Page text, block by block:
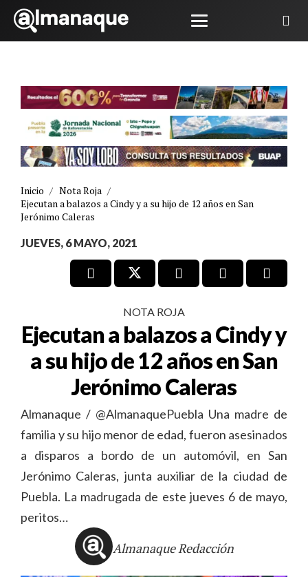
Inicio / Nota Roja /
Ejecutan a balazos a Cindy y a su hijo de 12 años en San
Jerónimo Caleras
JUEVES, 6 MAYO, 2021
NOTA ROJA
Ejecutan a balazos a Cindy y
a su hijo de 12 años en San
Jerónimo Caleras
Almanaque / @AlmanaquePuebla Una madre de
familia y su hijo menor de edad, fueron asesinados
a disparos a bordo de un automóvil, en San
Jerónimo Caleras, junta auxiliar de la ciudad de
Puebla. La madrugada de este jueves 6 de mayo,
peritos…
Almanaque Redacción